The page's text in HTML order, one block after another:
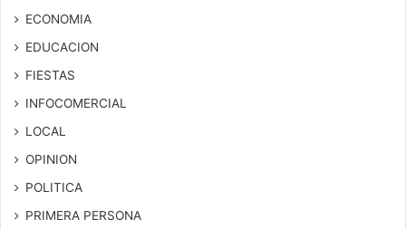
ECONOMIA
EDUCACION
FIESTAS
INFOCOMERCIAL
LOCAL
OPINION
POLITICA
PRIMERA PERSONA